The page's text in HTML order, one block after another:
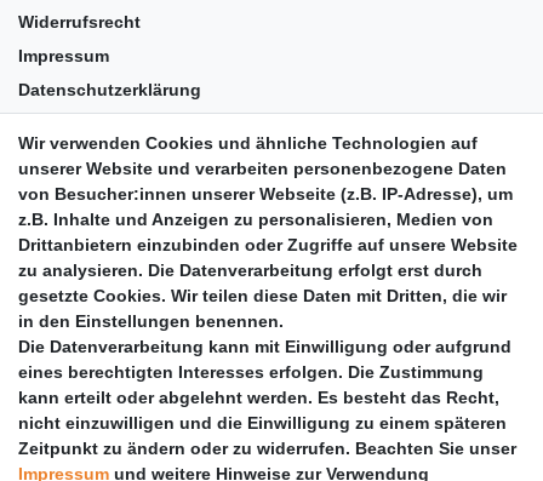
Widerrufsrecht
Impressum
Datenschutzerklärung
Barrierefreiheit
Anleitungen
Vertrag widerrufen
PARTNER
DHL
GLS
PaketPLUS
Wir verwenden Cookies und ähnliche Technologien auf
unserer Website und verarbeiten personenbezogene Daten
von Besucher:innen unserer Webseite (z.B. IP-Adresse), um
z.B. Inhalte und Anzeigen zu personalisieren, Medien von
Drittanbietern einzubinden oder Zugriffe auf unsere Website
zu analysieren. Die Datenverarbeitung erfolgt erst durch
gesetzte Cookies. Wir teilen diese Daten mit Dritten, die wir
in den Einstellungen benennen.
Die Datenverarbeitung kann mit Einwilligung oder aufgrund
eines berechtigten Interesses erfolgen. Die Zustimmung
kann erteilt oder abgelehnt werden. Es besteht das Recht,
nicht einzuwilligen und die Einwilligung zu einem späteren
Zeitpunkt zu ändern oder zu widerrufen. Beachten Sie unser
Impressum und weitere Hinweise zur Verwendung